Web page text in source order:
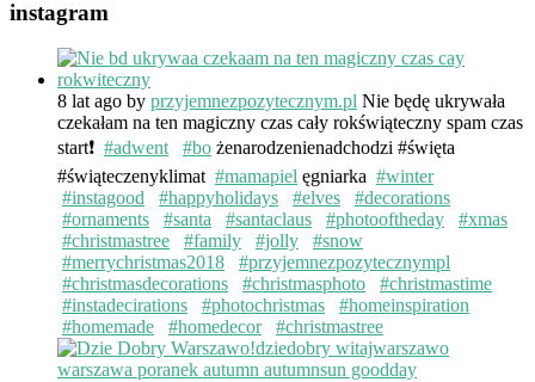
instagram
8 lat ago by przyjemnezpozytecznym.pl Nie będę ukrywała
czekałam na ten magiczny czas cały rokświąteczny spam czas
start❗️ #adwent #bo żenarodzenienadchodzi #święta
#świąteczenyklimat #mamapiel ęgniarka #winter
#instagood
#happyholidays #elves
#decorations
#ornaments
#santa #santaclaus #photooftheday
#xmas
#christmastree
#family #jolly
#snow
#merrychristmas2018
#przyjemnezpozytecznympl
#christmasdecorations
#christmasphoto
#christmastime
#instadecirations
#photochristmas
#homeinspiration
#homemade
#homedecor #christmastree